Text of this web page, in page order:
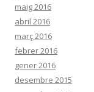
maig 2016
abril 2016
març 2016
febrer 2016
gener 2016
desembre 2015